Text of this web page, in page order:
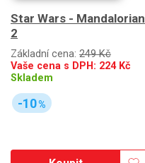
Star Wars - Mandalorian
2
Základní cena: 249 Kč
Vaše cena s DPH: 224Kč
Skladem
-10%